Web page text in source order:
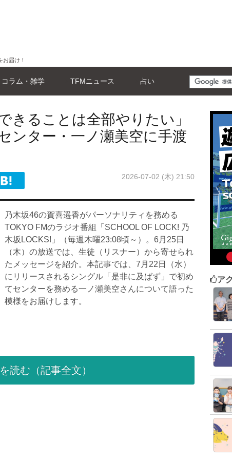
届け！
コラム・雑学 TFMニュース 占い
きることは全部やりたい」
ンター・一ノ瀬美空に手渡
2026-07-02 (木) 21:50
乃木坂46の賀喜遥香がパーソナリティを務める
TOKYO FMのラジオ番組「SCHOOL OF LOCK! 乃
木坂LOCKS!」（毎週木曜23:08頃～）。6月25日
（木）の放送では、生徒（リスナー）から寄せられ
たメッセージを紹介。本記事では、7月22日（水）
にリリースされるシングル「是非に及ばず」で初め
てセンターを務める一ノ瀬美空さんについて語った
模様をお届けします。
読む（記事全文）
ア